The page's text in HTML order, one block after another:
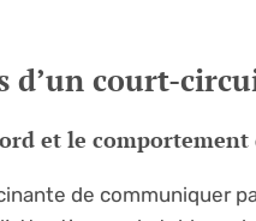
d’un court-
et le
de communiquer